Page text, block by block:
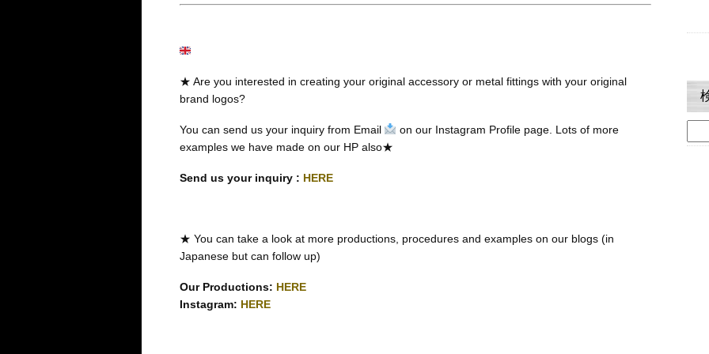
★ Are you interested in creating your original accessory or metal fittings with your original
brand logos?
You can send us your inquiry from Email
on our Instagram Profile page. Lots of more
examples we have made on our HP also★
Send us your inquiry : HERE
★ You can take a look at more productions, procedures and examples on our blogs (in
Japanese but can follow up)
Our Productions: HERE
Instagram: HERE
索: